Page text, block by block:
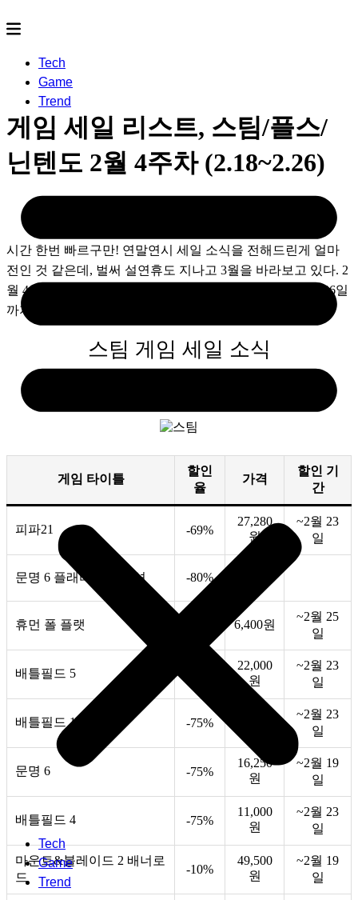
Tech
Game
Trend
Tech
Game
Trend
게임 세일 리스트, 스팀/플스/
닌텐도 2월 4주차 (2.18~2.26)
시간 한번 빠르구만! 연말연시 세일 소식을 전해드린게 얼마
전인 것 같은데, 벌써 설연휴도 지나고 3월을 바라보고 있다. 2
월 4주차 게임 세일 리스트를 정리해 가져왔다. 18일부터 26일
까지, 스팀&플스&닌텐도 세일 게임을 살펴보자.
스팀 게임 세일 소식
게임 타이틀
할인
율
가격
할인 기
간
피파21 -69%
27,280
원
~2월 23
일
문명 6 플래티넘 에디션 -80%
휴먼 폴 플랫 6,400원
~2월 25
일
배틀필드 5
22,000
원
~2월 23
일
배틀필드 1 -75%
~2월 23
일
문명 6 -75%
16,250
원
~2월 19
일
배틀필드 4 -75%
11,000
원
~2월 23
일
마운트&블레이드 2 배너로
드
-10%
49,500
원
~2월 19
일